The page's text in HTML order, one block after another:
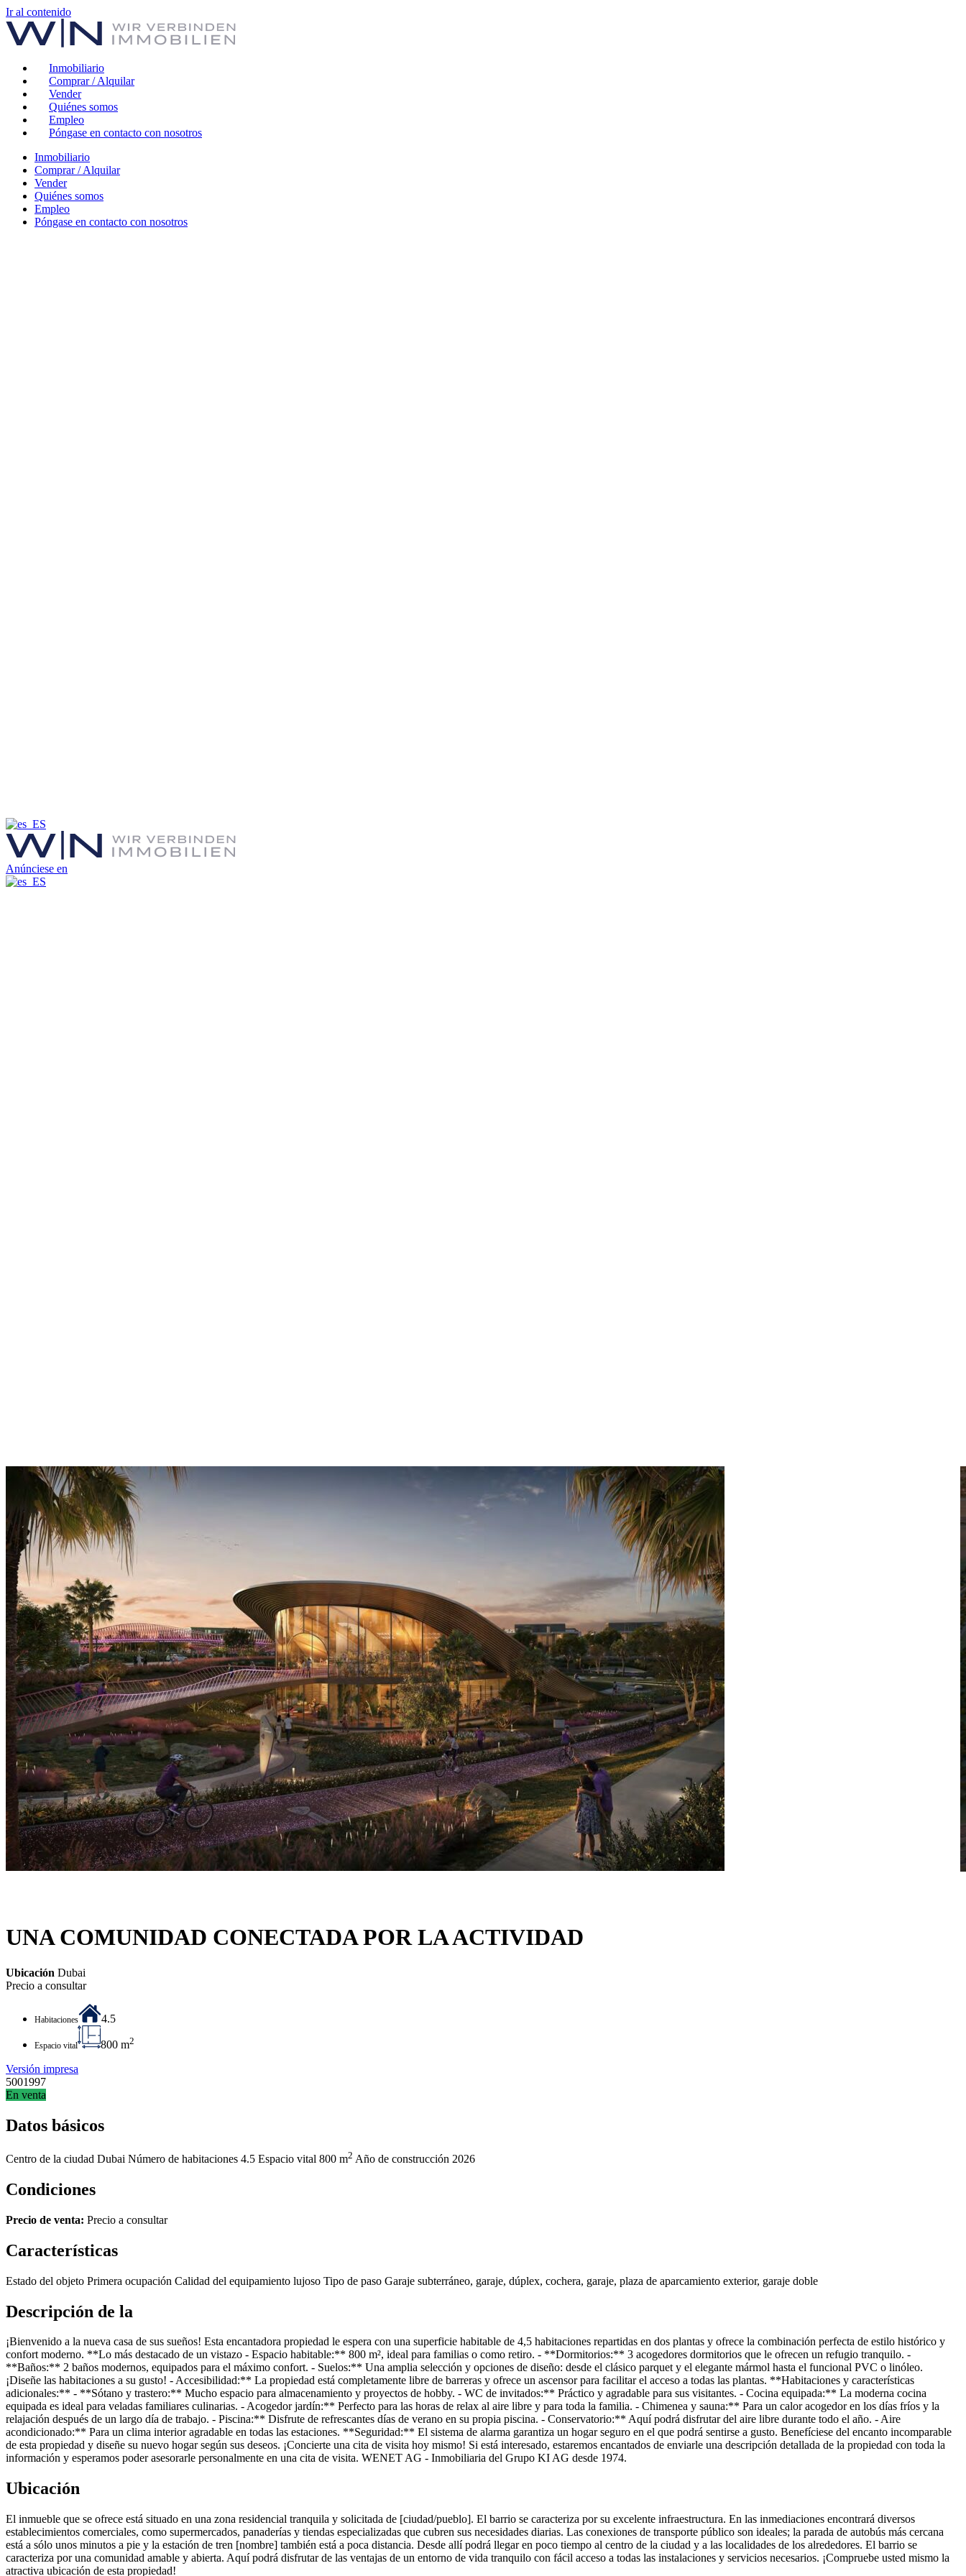
Ir al contenido
Inmobiliario
Comprar / Alquilar
Vender
Quiénes somos
Empleo
Póngase en contacto con nosotros
Inmobiliario
Comprar / Alquilar
Vender
Quiénes somos
Empleo
Póngase en contacto con nosotros
Anúnciese en
UNA COMUNIDAD CONECTADA POR LA ACTIVIDAD
Ubicación Dubai
Precio a consultar
Habitaciones 4.5
Espacio vital 800 m2
Versión impresa
5001997
En venta
Datos básicos
Centro de la ciudad Dubai Número de habitaciones 4.5 Espacio vital 800 m2 Año de construcción 2026
Condiciones
Precio de venta: Precio a consultar
Características
Estado del objeto Primera ocupación Calidad del equipamiento lujoso Tipo de paso Garaje subterráneo, garaje, dúplex, cochera, garaje, plaza de aparcamiento exterior, garaje doble
Descripción de la
¡Bienvenido a la nueva casa de sus sueños! Esta encantadora propiedad le espera con una superficie habitable de 4,5 habitaciones repartidas en dos plantas y ofrece la combinación perfecta de estilo histórico y
confort moderno. **Lo más destacado de un vistazo - Espacio habitable:** 800 m², ideal para familias o como retiro. - **Dormitorios:** 3 acogedores dormitorios que le ofrecen un refugio tranquilo. -
**Baños:** 2 baños modernos, equipados para el máximo confort. - Suelos:** Una amplia selección y opciones de diseño: desde el clásico parquet y el elegante mármol hasta el funcional PVC o linóleo.
¡Diseñe las habitaciones a su gusto! - Accesibilidad:** La propiedad está completamente libre de barreras y ofrece un ascensor para facilitar el acceso a todas las plantas. **Habitaciones y características
adicionales:** - **Sótano y trastero:** Mucho espacio para almacenamiento y proyectos de hobby. - WC de invitados:** Práctico y agradable para sus visitantes. - Cocina equipada:** La moderna cocina
equipada es ideal para veladas familiares culinarias. - Acogedor jardín:** Perfecto para las horas de relax al aire libre y para toda la familia. - Chimenea y sauna:** Para un calor acogedor en los días fríos y la
relajación después de un largo día de trabajo. - Piscina:** Disfrute de refrescantes días de verano en su propia piscina. - Conservatorio:** Aquí podrá disfrutar del aire libre durante todo el año. - Aire
acondicionado:** Para un clima interior agradable en todas las estaciones. **Seguridad:** El sistema de alarma garantiza un hogar seguro en el que podrá sentirse a gusto. Benefíciese del encanto incomparable
de esta propiedad y diseñe su nuevo hogar según sus deseos. ¡Concierte una cita de visita hoy mismo! Si está interesado, estaremos encantados de enviarle una descripción detallada de la propiedad con toda la
información y esperamos poder asesorarle personalmente en una cita de visita. WENET AG - Inmobiliaria del Grupo KI AG desde 1974.
Ubicación
El inmueble que se ofrece está situado en una zona residencial tranquila y solicitada de [ciudad/pueblo]. El barrio se caracteriza por su excelente infraestructura. En las inmediaciones encontrará diversos
establecimientos comerciales, como supermercados, panaderías y tiendas especializadas que cubren sus necesidades diarias. Las conexiones de transporte público son ideales; la parada de autobús más cercana
está a sólo unos minutos a pie y la estación de tren [nombre] también está a poca distancia. Desde allí podrá llegar en poco tiempo al centro de la ciudad y a las localidades de los alrededores. El barrio se
caracteriza por una comunidad amable y abierta. Aquí podrá disfrutar de las ventajas de un entorno de vida tranquilo con fácil acceso a todas las instalaciones y servicios necesarios. ¡Compruebe usted mismo la
atractiva ubicación de esta propiedad!